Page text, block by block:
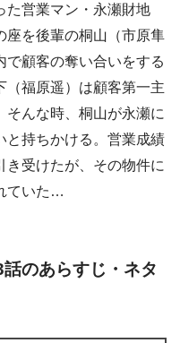
た営業マン・永瀬財地
座を後輩の桐山（市原隼
で顧客の奪い合いをする
（福原遥）は顧客第一主
そんな時、桐山が永瀬に
と持ちかける。営業成績
き受けたが、その物件に
ていた…
のあらすじ・ネタ